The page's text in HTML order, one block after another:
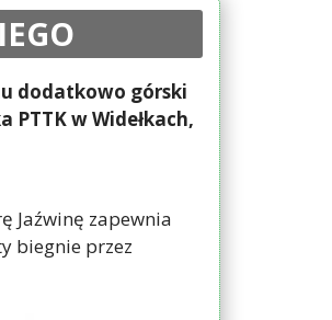
dodatkowo górski
w Widełkach,
Jaźwinę zapewnia
biegnie przez